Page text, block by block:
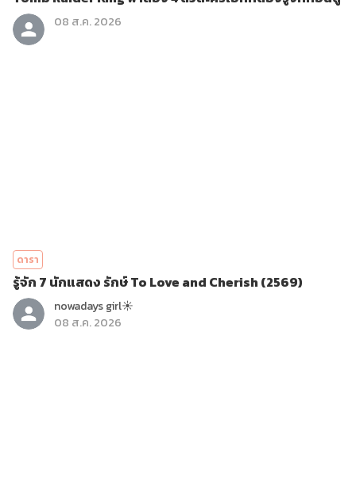
08 ส.ค. 2026
ดารา
รู้จัก 7 นักแสดง รักษ์ To Love and Cherish (2569)
nowadays girl☀︎︎
08 ส.ค. 2026